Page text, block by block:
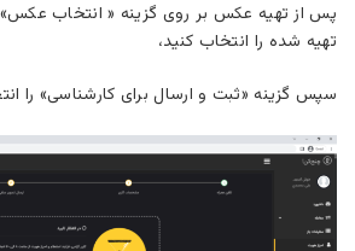
پس از تهیه عکس بر روی گزینه « انتخاب
تهیه شده را انتخاب کنید،
سپس گزینه «ثبت و ارسال برای کارشناسی» را